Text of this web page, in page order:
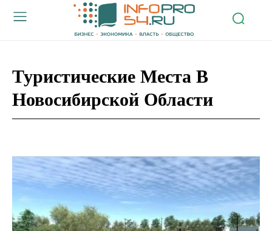
Туристические Места В
Новосибирской Области